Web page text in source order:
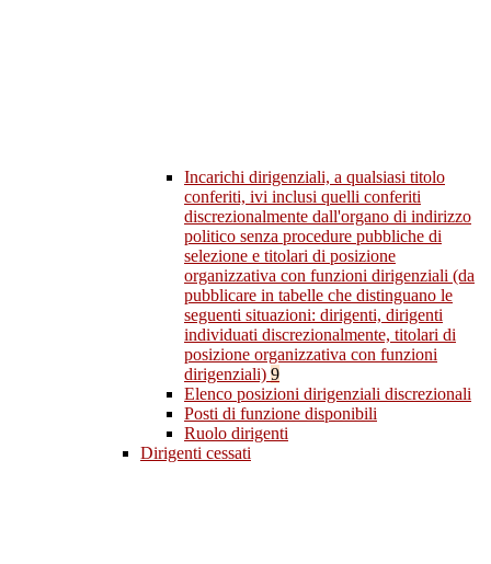
Incarichi dirigenziali, a qualsiasi titolo
conferiti, ivi inclusi quelli conferiti
discrezionalmente dall'organo di indirizzo
politico senza procedure pubbliche di
selezione e titolari di posizione
organizzativa con funzioni dirigenziali (da
pubblicare in tabelle che distinguano le
seguenti situazioni: dirigenti, dirigenti
individuati discrezionalmente, titolari di
posizione organizzativa con funzioni
dirigenziali) 9
Elenco posizioni dirigenziali discrezionali
Posti di funzione disponibili
Ruolo dirigenti
Dirigenti cessati